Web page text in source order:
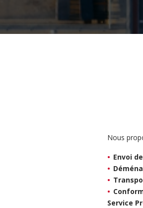
Nous
Envoi
Service